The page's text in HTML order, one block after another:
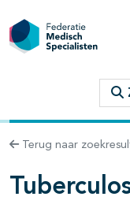
Terug naar
binnen deze